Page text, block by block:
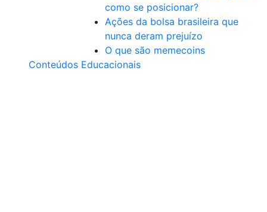
como se posicionar?
Ações da bolsa brasileira que
nunca deram prejuízo
O que são memecoins
Conteúdos Educacionais